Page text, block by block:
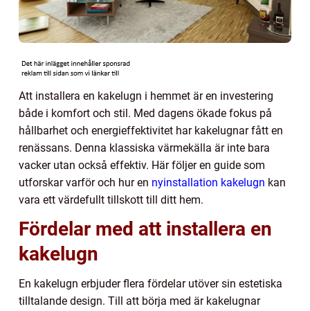
Att installera en kakelugn i hemmet är en investering
både i komfort och stil. Med dagens ökade fokus på
hållbarhet och energieffektivitet har kakelugnar fått en
renässans. Denna klassiska värmekälla är inte bara
vacker utan också effektiv. Här följer en guide som
utforskar varför och hur en nyinstallation kakelugn kan
vara ett värdefullt tillskott till ditt hem.
Fördelar med att installera en
kakelugn
En kakelugn erbjuder flera fördelar utöver sin estetiska
tilltalande design. Till att börja med är kakelugnar